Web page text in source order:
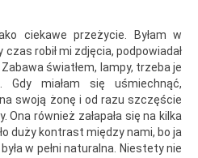
ciekawe przeżycie. Byłam w
robił mi zdjęcia, podpowiadał
światłem, lampy, trzeba je
Gdy miałam się uśmiechnąć,
swoją żonę i od razu szczęście
Ona również załapała się na kilka
duży kontrast między nami, bo ja
w pełni naturalna. Niestety nie